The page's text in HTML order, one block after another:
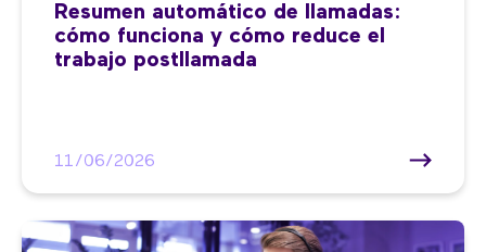
Resumen automático de llamadas:
cómo funciona y cómo reduce el
trabajo postllamada
11/06/2026